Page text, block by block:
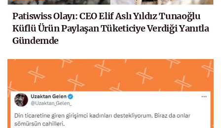
Patiswiss Olayı: CEO Elif Aslı Yıldız Tunaoğlu
Küflü Ürün Paylaşan Tüketiciye Verdiği Yanıtla
Gündemde